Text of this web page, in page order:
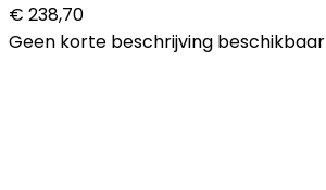
€ 238,70
Geen korte beschrijving beschikbaar